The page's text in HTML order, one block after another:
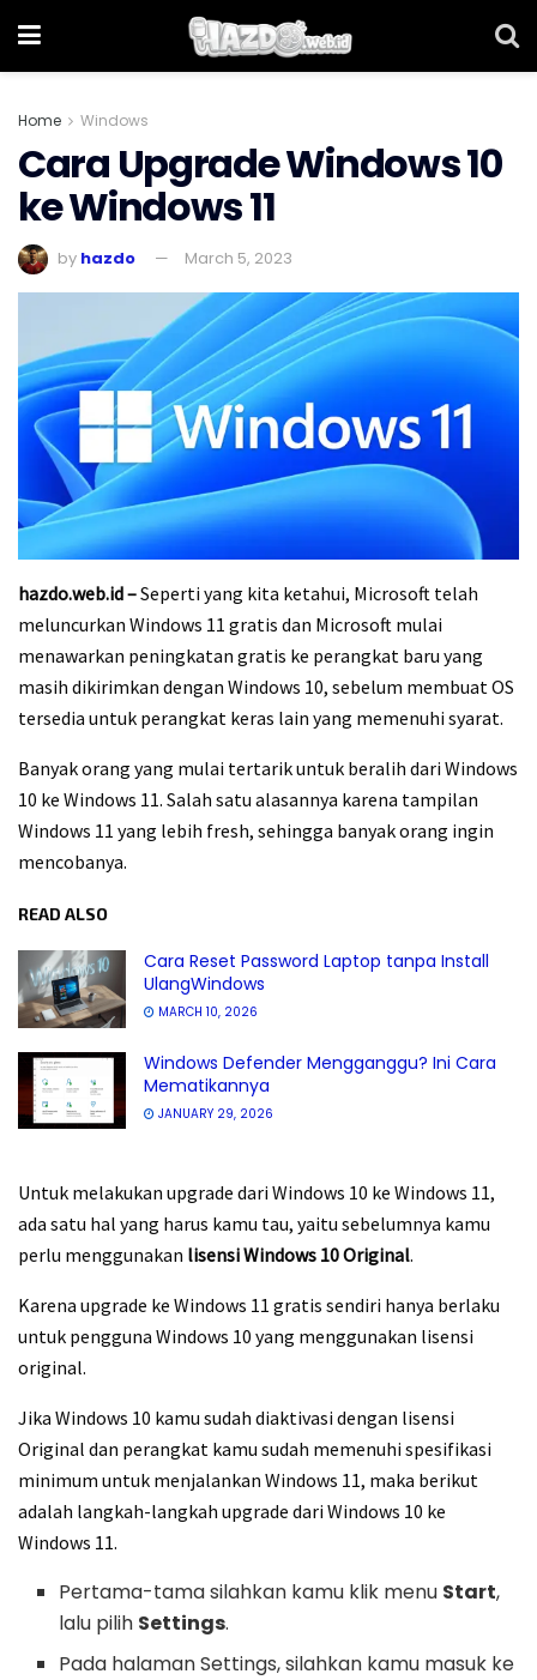
Home Windows
Cara Upgrade Windows 10
ke Windows 11
by hazdo March 5, 2023
hazdo.web.id –Seperti yang kita ketahui, Microsoft telah
meluncurkan Windows 11 gratis dan Microsoft mulai
menawarkan peningkatan gratis ke perangkat baru yang
masih dikirimkan dengan Windows 10, sebelum membuat OS
tersedia untuk perangkat keras lain yang memenuhi syarat.
Banyak orang yang mulai tertarik untuk beralih dari Windows
10 ke Windows 11. Salah satu alasannya karena tampilan
Windows 11 yang lebih fresh, sehingga banyak orang ingin
mencobanya.
READ ALSO
Cara Reset Password Laptop tanpa Install
UlangWindows
MARCH 10, 2026
Windows Defender Mengganggu? Ini Cara
Mematikannya
JANUARY 29, 2026
Untuk melakukan upgrade dari Windows 10 ke Windows 11,
ada satu hal yang harus kamu tau, yaitu sebelumnya kamu
perlu menggunakan lisensi Windows 10 Original.
Karena upgrade ke Windows 11 gratis sendiri hanya berlaku
untuk pengguna Windows 10 yang menggunakan lisensi
original.
Jika Windows 10 kamu sudah diaktivasi dengan lisensi
Original dan perangkat kamu sudah memenuhi spesifikasi
minimum untuk menjalankan Windows 11, maka berikut
adalah langkah-langkah upgrade dari Windows 10 ke
Windows 11.
Pertama-tama silahkan kamu klik menu Start,
lalu pilih Settings.
Pada halaman Settings, silahkan kamu masuk ke